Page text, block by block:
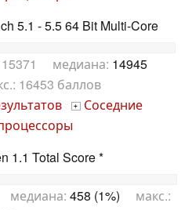
5.1 - 5.5 64 Bit Multi-Core
медиана: 14945
16453 баллов
+ Соседние
1.1 Total Score *
медиана: 458 (1%) макс.: